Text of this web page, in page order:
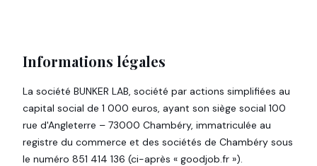
Informations légales
La société BUNKER LAB, société par actions simplifiées au
capital social de 1 000 euros, ayant son siège social 100
rue d'Angleterre – 73000 Chambéry, immatriculée au
registre du commerce et des sociétés de Chambéry sous
le numéro 851 414 136 (ci-après « goodjob.fr »).